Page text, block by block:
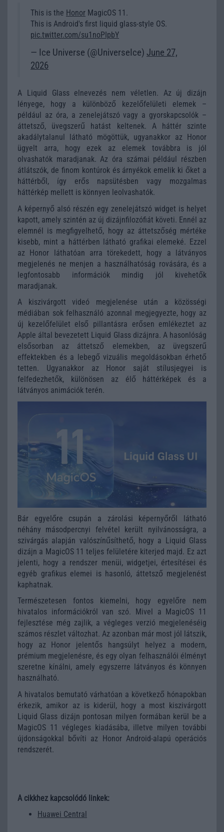
This is the Honor MagicOS 11.
This is Android's first liquid glass-style OS.
pic.twitter.com/su1noPIpbY
— Ice Universe (@UniverseIce) June 27,
2026
A Liquid Glass elnevezés nem véletlen. Az új dizájn
lényege, hogy a különböző kezelőfelületi elemek –
például az óra, a zenelejátszó vagy a gyorskapcsolók –
áttetsző, üvegszerű hatást keltenek. A háttér szinte
akadálytalanul látható mögöttük, ugyanakkor az Honor
ügyelt arra, hogy ezek az elemek továbbra is jól
olvashatók maradjanak. Az óra számai például részben
átlátszók, de finom kontúrok és árnyékok emelik ki őket a
háttérből, így erős napsütésben vagy mozgalmas
háttérkép mellett is könnyen leolvashatók.
A képernyő alsó részén egy zenelejátszó widget is helyet
kapott, amely szintén az új dizájnfilozófiát követi. Ennél az
elemnél is megfigyelhető, hogy az áttetszőség mértéke
kisebb, mint a háttérben látható grafikai elemeké. Ezzel
az Honor láthatóan arra törekedett, hogy a látványos
megjelenés ne menjen a használhatóság rovására, és a
legfontosabb információk mindig jól kivehetők
maradjanak.
A kiszivárgott videó megjelenése után a közösségi
médiában sok felhasználó azonnal megjegyezte, hogy az
új kezelőfelület első pillantásra erősen emlékeztet az
Apple által bevezetett Liquid Glass dizájnra. A hasonlóság
elsősorban az áttetsző elemekben, az üvegszerű
effektekben és a lebegő vizuális megoldásokban érhető
tetten. Ugyanakkor az Honor saját stílusjegyei is
felfedezhetők, különösen az élő háttérképek és a
látványos animációk terén.
Bár egyelőre csupán a zárolási képernyőről látható
néhány másodpercnyi felvétel került nyilvánosságra, a
szivárgás alapján valószínűsíthető, hogy a Liquid Glass
dizájn a MagicOS 11 teljes felületére kiterjed majd. Ez azt
jelenti, hogy a rendszer menüi, widgetjei, értesítései és
egyéb grafikus elemei is hasonló, áttetsző megjelenést
kaphatnak.
Természetesen fontos kiemelni, hogy egyelőre nem
hivatalos információkról van szó. Mivel a MagicOS 11
fejlesztése még zajlik, a végleges verzió megjelenéséig
számos részlet változhat. Az azonban már most jól látszik,
hogy az Honor jelentős hangsúlyt helyez a modern,
prémium megjelenésre, és egy olyan felhasználói élményt
szeretne kínálni, amely egyszerre látványos és könnyen
használható.
A hivatalos bemutató várhatóan a következő hónapokban
érkezik, amikor az is kiderül, hogy a most kiszivárgott
Liquid Glass dizájn pontosan milyen formában kerül be a
MagicOS 11 végleges kiadásába, illetve milyen további
újdonságokkal bővíti az Honor Android-alapú operációs
rendszerét.
A cikkhez kapcsolódó linkek:
Huawei Central